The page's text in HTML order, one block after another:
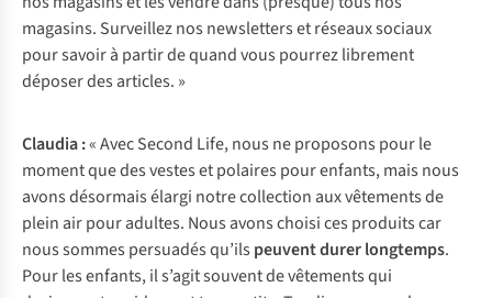
magasins. Surveillez nos newsletters et réseaux sociaux
pour savoir à partir de quand vous pourrez librement
déposer des articles. »
Claudia :« Avec Second Life, nous ne proposons pour le
moment que des vestes et polaires pour enfants, mais nous
avons désormais élargi notre collection aux vêtements de
plein air pour adultes. Nous avons choisi ces produits car
nous sommes persuadés qu’ils peuvent durer longtemps.
Pour les enfants, il s’agit souvent de vêtements qui